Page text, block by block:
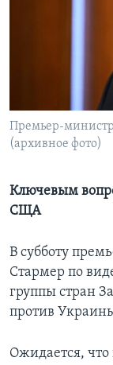
Языки
Премьер-
(архивное фото)
Ключевым
СЩА
В субботу
Стармер по
группы стран
против
Ожидается,